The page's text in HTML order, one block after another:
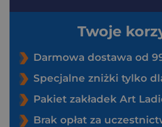
Twoje
Darmowa dostawa od
Specjalne zniżki tylko
Pakiet zakładek Art
Brak opłat za